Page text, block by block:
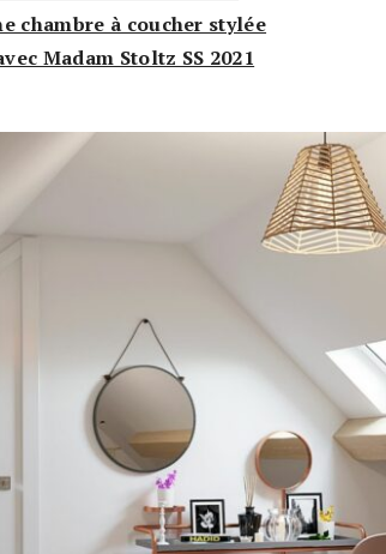
chambre à coucher stylée
Madam Stoltz SS 2021